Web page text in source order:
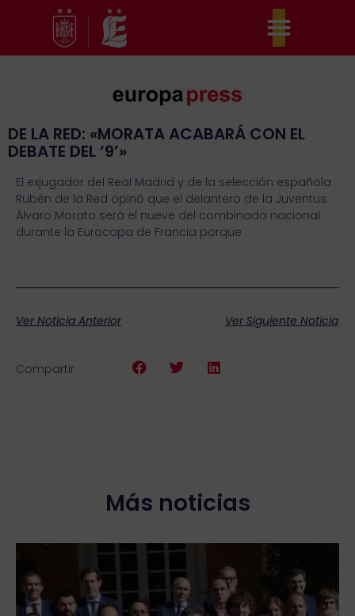
contenido
DE LA RED: «MORATA ACABARÁ CON EL
DEBATE DEL ‘9’»
El exjugador del Real Madrid y de la selección española
Rubén de la Red opinó que el delantero de la Juventus
Álvaro Morata será el nueve del combinado nacional
durante la Eurocopa de Francia porque
Ver Noticia Anterior Ver Siguiente Noticia
Compartir
Más noticias